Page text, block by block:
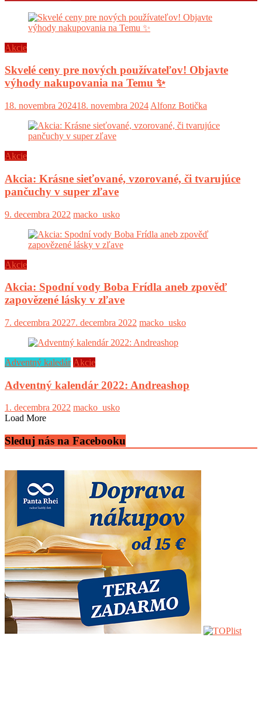
Akcie
Skvelé ceny pre nových používateľov! Objavte
výhody nakupovania na Temu ✨
18. novembra 202418. novembra 2024 Alfonz Botička
Akcie
Akcia: Krásne sieťované, vzorované, či tvarujúce
pančuchy v super zľave
9. decembra 2022 macko_usko
Akcie
Akcia: Spodní vody Boba Frídla aneb zpověď
zapovězené lásky v zľave
7. decembra 20227. decembra 2022 macko_usko
Adventný kaledár Akcie
Adventný kalendár 2022: Andreashop
1. decembra 2022 macko_usko
Load More
Sleduj nás na Facebooku